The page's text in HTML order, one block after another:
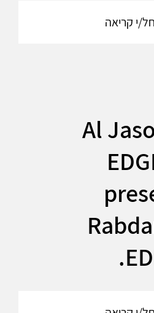
י קריאה
Al